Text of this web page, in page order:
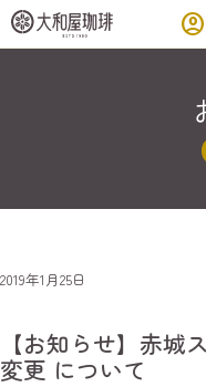
account_circle
2019年1月25日
【お知らせ】赤城
変更 について